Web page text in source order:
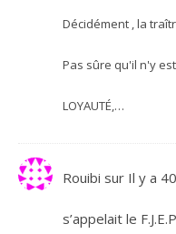
Décidément , la
Pas sûre qu'il n'y
LOYAUTÉ,…
Rouibi sur Il y a
s’appelait le